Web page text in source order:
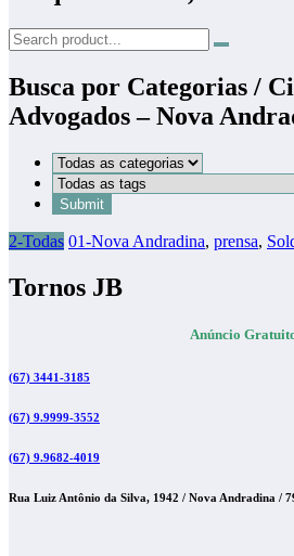
Busca por Categorias /
Advogados – Nova
2-Todas 01-Nova Andradina, prensa,
Tornos JB
Anúncio
(67) 3441-3185
(67) 9.9999-3552
(67) 9.9682-4019
Rua Luiz Antônio da Silva, 1942 / Nova Andradina /